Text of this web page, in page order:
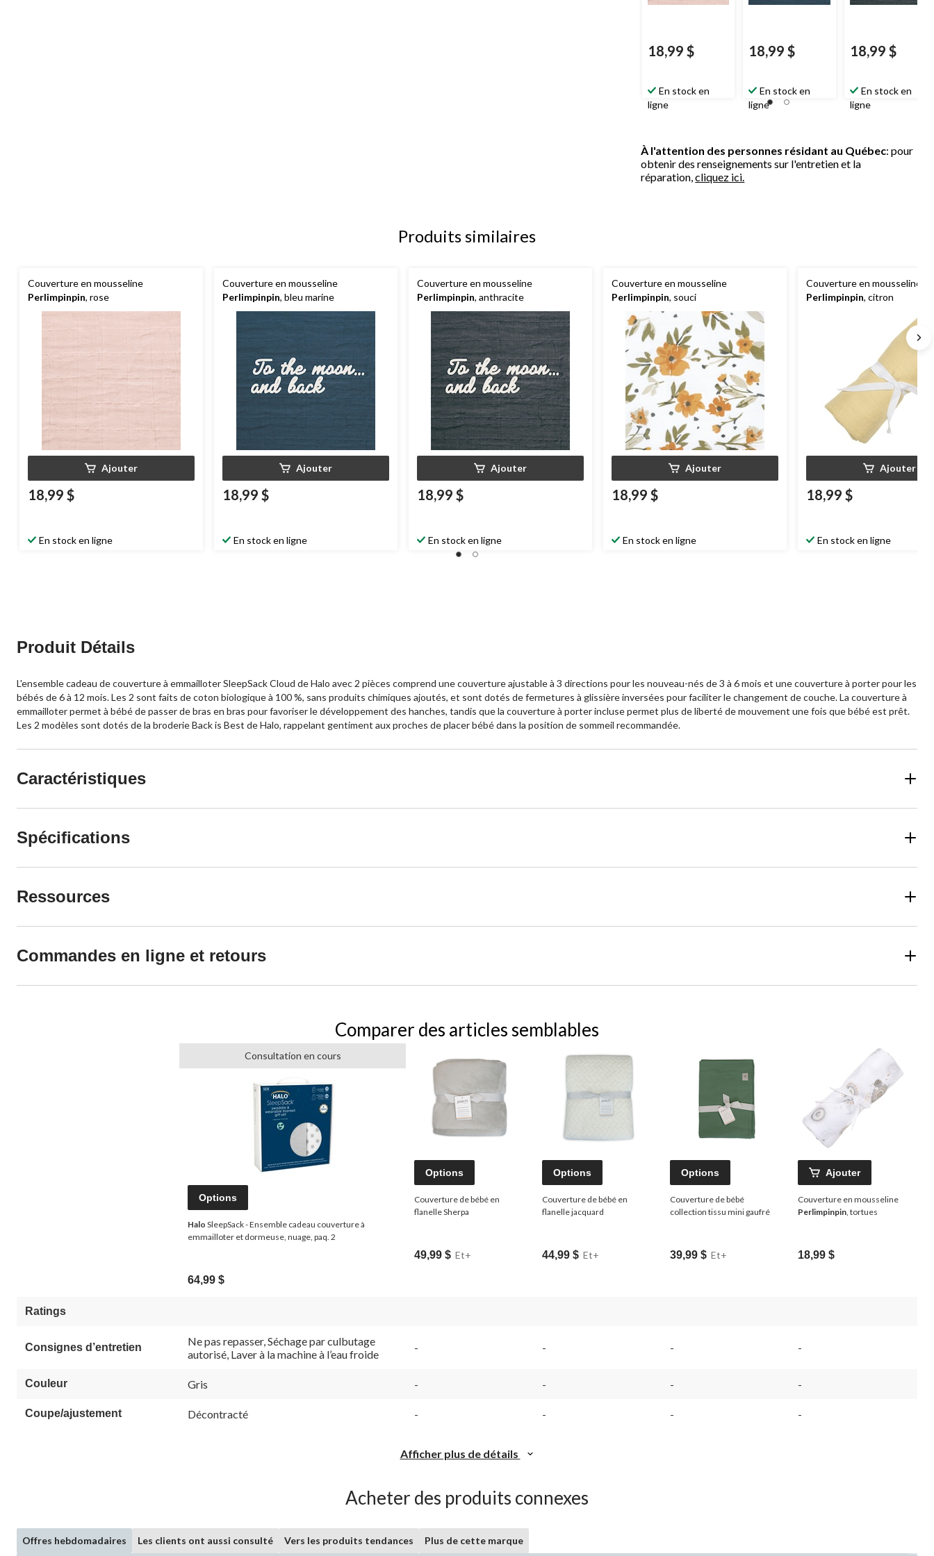
18,99 $
En stock en
ligne
18,99 $
En stock en
ligne
18,99 $
En stock en
ligne
À l'attention des personnes résidant au Québec: pour
obtenir des renseignements sur l'entretien et la
réparation,cliquez ici.
Produits similaires
Couverture en mousseline
Perlimpinpin, rose
Ajouter
18,99 $
En stock en ligne
Couverture en mousseline
Perlimpinpin, bleu marine
Ajouter
18,99 $
En stock en ligne
Couverture en mousseline
Perlimpinpin, anthracite
Ajouter
18,99 $
En stock en ligne
Couverture en mousseline
Perlimpinpin, souci
Ajouter
18,99 $
En stock en ligne
Couverture en mousseline
Perlimpinpin, citron
Ajouter
18,99 $
En stock en ligne
Produit Détails
L'ensemble cadeau de couverture à emmailloter SleepSack Cloud de Halo avec 2 pièces comprend une couverture ajustable à 3 directions pour les nouveau-nés de 3 à 6 mois et une couverture à porter pour les
bébés de 6 à 12 mois. Les 2 sont faits de coton biologique à 100 %, sans produits chimiques ajoutés, et sont dotés de fermetures à glissière inversées pour faciliter le changement de couche. La couverture à
emmailloter permet à bébé de passer de bras en bras pour favoriser le développement des hanches, tandis que la couverture à porter incluse permet plus de liberté de mouvement une fois que bébé est prêt.
Les 2 modèles sont dotés de la broderie Back is Best de Halo, rappelant gentiment aux proches de placer bébé dans la position de sommeil recommandée.
Caractéristiques
Spécifications
Ressources
Commandes en ligne et retours
Comparer des articles semblables
Consultation en cours
Options
Halo SleepSack - Ensemble cadeau couverture à
emmailloter et dormeuse, nuage, paq. 2
64,99 $
Options
Couverture de bébé en
flanelle Sherpa
49,99 $ Et+
Options
Couverture de bébé en
flanelle jacquard
44,99 $ Et+
Options
Couverture de bébé
collection tissu mini gaufré
39,99 $ Et+
Ajouter
Couverture en mousseline
Perlimpinpin , tortues
18,99 $
Ratings
Consignes d’entretien
Ne pas repasser, Séchage par culbutage
autorisé, Laver à la machine à l’eau froide
- - - -
Couleur Gris - - - -
Coupe/ajustement Décontracté - - - -
Afficher plus de détails
Acheter des produits connexes
Offres hebdomadaires Les clients ont aussi consulté Vers les produits tendances Plus de cette marque